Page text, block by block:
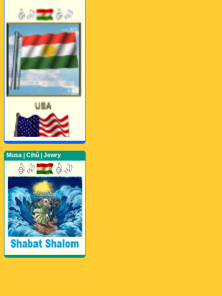
Perwerde ya Zimanê
Kurdî û Îngîlîzî
Musa | Cihû | Jewry